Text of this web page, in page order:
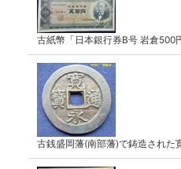
古紙幣「日本銀行券B号 岩倉500
古銭盛岡藩(南部藩)で鋳造された